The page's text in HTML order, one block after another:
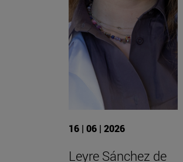
16 | 06 | 2026
Leyre Sánchez de